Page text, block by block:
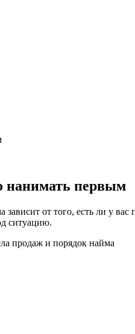
нанимать первым
от того, есть ли у
ситуацию.
продаж и порядок найма